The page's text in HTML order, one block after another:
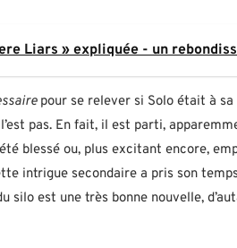
Liars » expliquée - un
pour se relever si Solo était à
pas. En fait, il est parti,
blessé ou, plus excitant encore,
intrigue secondaire a pris son
silo est une très bonne nouvelle,